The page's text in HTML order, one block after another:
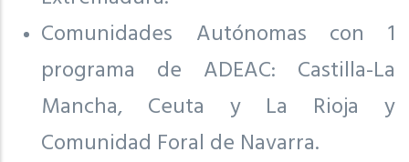
Comunidades Autónomas con 1
programa de ADEAC: Castilla-La
Mancha, Ceuta y La Rioja y
Comunidad Foral de Navarra.